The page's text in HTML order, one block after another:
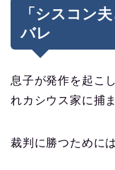
「シスコン
バレ
息子が発作を起こ
れカシウス家に捕
裁判に勝つために